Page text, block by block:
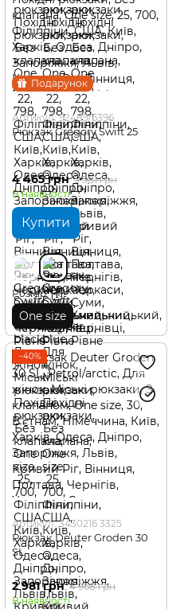
Подарунок
Артикул: 92489/6396
Рюкзак Gregory Swift 25
4 465 грн 5 581 грн
В наявності
Купити
Розмір
One size
−40%
Артикул: 3430216 3325
Рюкзак Deuter Groden 30
SL
2 981 грн 4 968 грн
В наявності